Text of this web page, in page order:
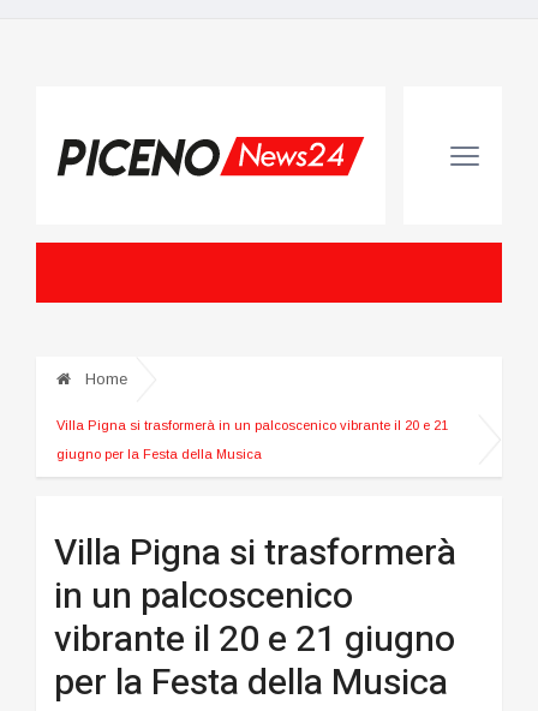
Home
Villa Pigna si trasformerà in un palcoscenico vibrante il 20 e 21
giugno per la Festa della Musica
Villa Pigna si trasformerà
in un palcoscenico
vibrante il 20 e 21 giugno
per la Festa della Musica